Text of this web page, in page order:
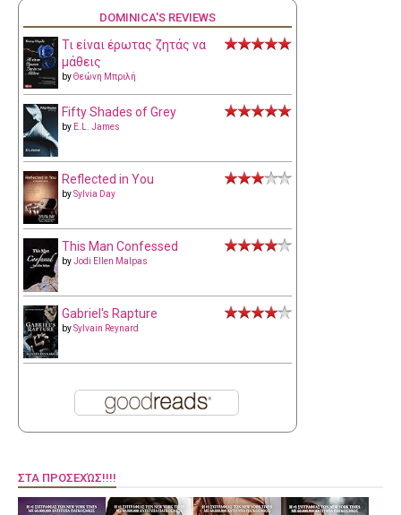
DOMINICA'S REVIEWS
Τι είναι έρωτας ζητάς να
μάθεις
byΘεώνη Μπριλή
Fifty Shades of Grey
by E.L. James
Reflected in You
bySylvia Day
This Man Confessed
byJodi Ellen Malpas
Gabriel's Rapture
bySylvain Reynard
ΣΤΑ ΠΡΟΣΕΧΏΣ!!!!